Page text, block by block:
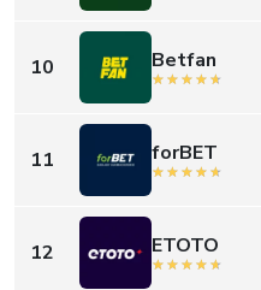
10 Betfan
11 forBET
12 ETOTO